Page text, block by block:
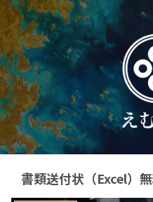
書類送付状（Excel）